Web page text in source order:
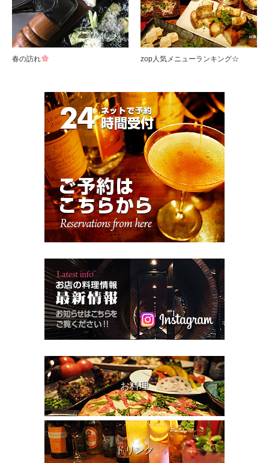
春の訪れ zop人気メニューランキング☆
お料理
ドリンク